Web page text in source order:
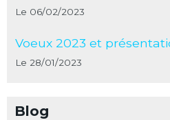
Le 06/02/2023
Voeux 2023 et
Le 28/01/2023
Blog